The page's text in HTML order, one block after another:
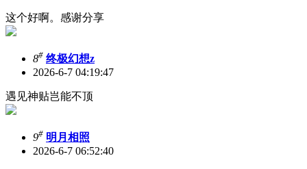
这个好啊。感谢分享
8# 终极幻想z
2026-6-7 04:19:47
遇见神贴岂能不顶
9# 明月相照
2026-6-7 06:52:40